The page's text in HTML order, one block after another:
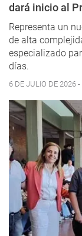
dará inicio al
Representa un
de alta
especializado
días.
6 DE JULIO DE 2026